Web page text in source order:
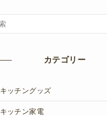
カテゴリー
キッチングッズ
キッチン家電